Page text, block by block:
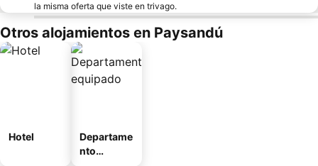
la misma oferta que viste en trivago.
Otros alojamientos en Paysandú
Hotel
Departame
nto